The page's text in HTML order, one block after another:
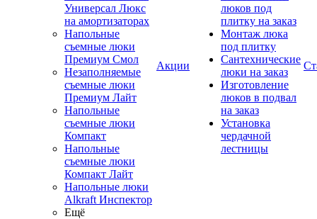
Универсал Люкс
на амортизаторах
Напольные
съемные люки
Премиум Смол
Незаполняемые
съемные люки
Премиум Лайт
Напольные
съемные люки
Компакт
Напольные
съемные люки
Компакт Лайт
Напольные люки
Alkraft Инспектор
Ещё
Акции
люков под
плитку на заказ
Монтаж люка
под плитку
Сантехнические
люки на заказ
Изготовление
люков в подвал
на заказ
Установка
чердачной
лестницы